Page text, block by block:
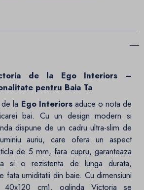
de la Ego Interiors –
pentru Baia Ta
la Ego Interiorsaduce o nota de
bai. Cu un design modern si
dispune de un cadru ultra-slim de
auriu, care ofera un aspect
de 5 mm, fara cupru, garanteaza
si o rezistenta de lunga durata,
fata umiditatii din baie. Cu dimensiuni
cm), oglinda Victoria se